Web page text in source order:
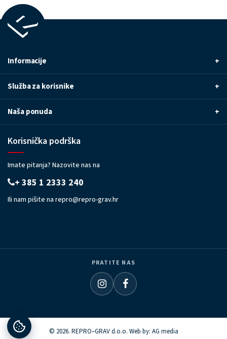
Informacije +
Služba za korisnike +
Naša ponuda +
Korisnička podrška
Imate pitanja? Nazovite nas na
+ 385 1 2333 240
Ili nam pišite na repro@repro-grav.hr
PRATITE NAS
© 2026. REPRO–GRAV d.o.o. Web by: AG media